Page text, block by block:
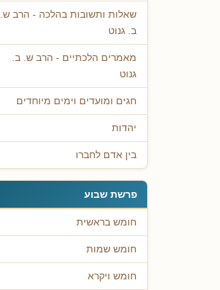
שאלות ותשובות בהלכה - הרב ש.
ב. גנוט
מאמרים הלכתיים - הרב ש. ב.
גנוט
חגים ומועדים וימים מיוחדים
יהדות
בין אדם לחברו
פרשת שבוע
חומש בראשית
חומש שמות
חומש ויקרא